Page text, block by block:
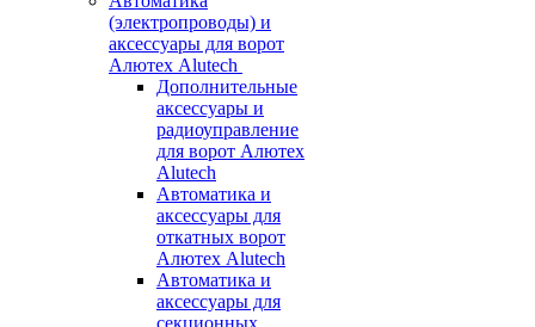
(электропроводы) и
аксессуары для ворот
Алютех Alutech
Дополнительные
аксессуары и
радиоуправление
для ворот Алютех
Alutech
Автоматика и
аксессуары для
откатных ворот
Алютех Alutech
Автоматика и
аксессуары для
секционных